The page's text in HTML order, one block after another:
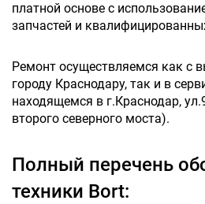
платной основе с
запчастей и
Ремонт осуществляемся как с
городу Краснодару, так и в
находящемся в г.Краснодар,
второго северного моста).
Полный перечень
техники Bort: